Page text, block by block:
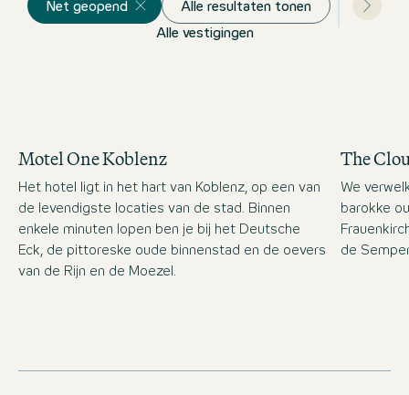
Net geopend Alle resultaten tonen
Alle vestigingen
Motel One Koblenz
Het hotel ligt in het hart van Koblenz, op een van
de levendigste locaties van de stad. Binnen
enkele minuten lopen ben je bij het Deutsche
Eck, de pittoreske oude binnenstad en de oevers
van de Rijn en de Moezel.
The
We
barokke
de